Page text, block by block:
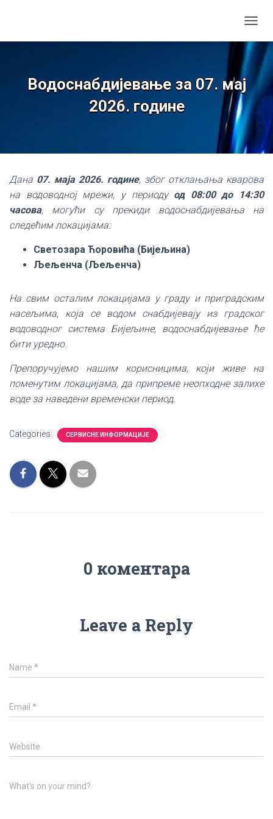
Водоснабдијевање за 07. мај
2026. године
Дана 07. маја 2026. године, због отклањања кварова
на водоводној мрежи, у периоду од 08:00 до 14:30
часова, могући су прекиди водоснабдијевања на
следећим локацијама:
Светозара Ћоровића (Бијељина)
Љељенча (Љељенча)
На свим осталим локацијама у граду и приградским
насељима, која се водом снабдијевају из градског
водоводног система Бијељине, водоснабдијевање ће
бити уредно.
Препоручујемо нашим корисницима, који живе на
поменутим локацијама, да припреме неопходне залихе
воде за наведени временски период.
Categories: СЕРВИСНЕ ИНФОРМАЦИЈЕ
0 коментара
Leave a Reply
Name *
Email *
Website
What's on your mind?